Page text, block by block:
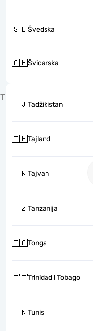
🇸🇪Švedska
🇨🇭Švicarska
T
🇹🇯Tadžikistan
🇹🇭Tajland
🇹🇼Tajvan
🇹🇿Tanzanija
🇹🇴Tonga
🇹🇹Trinidad i Tobago
🇹🇳Tunis